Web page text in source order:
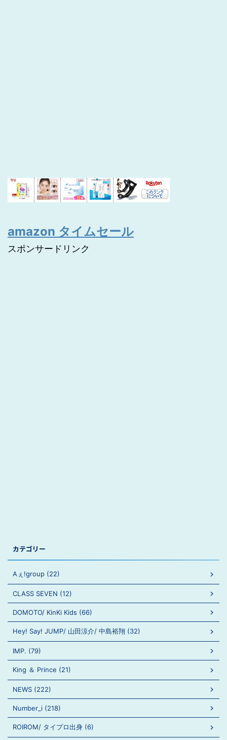
amazon タイムセール
スポンサードリンク
カテゴリー
Aぇ!group (22)
CLASS SEVEN (12)
DOMOTO/ KinKi Kids (66)
Hey! Say! JUMP/ 山田涼介/ 中島裕翔 (32)
IMP. (79)
King ＆ Prince (21)
NEWS (222)
Number_i (218)
ROIROM/ タイプロ出身 (6)